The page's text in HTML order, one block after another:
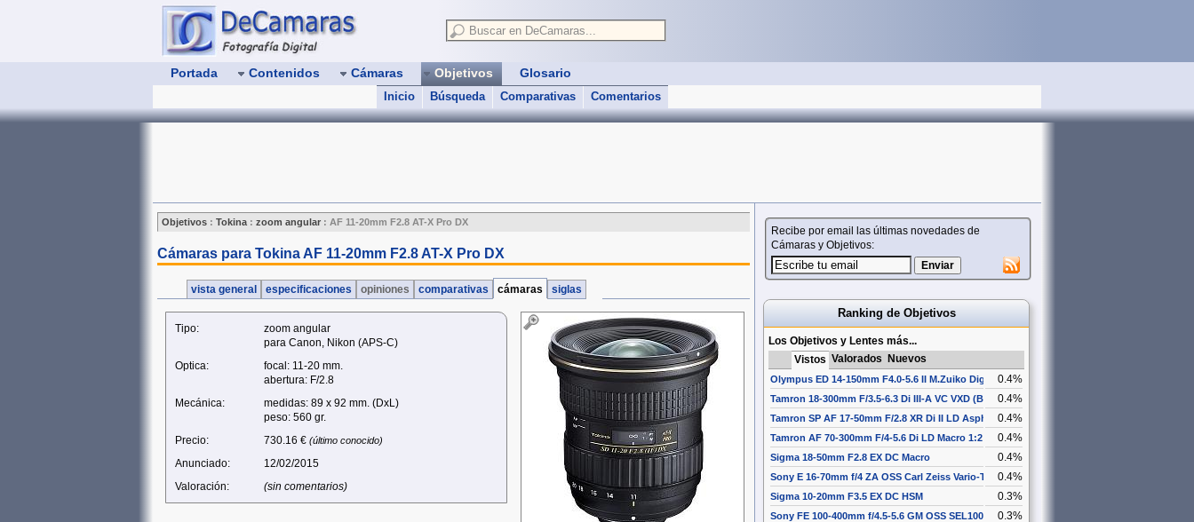
Portada Contenidos Cámaras Objetivos
Inicio Búsqueda Comparativas Comentarios
Glosario
Objetivos : Tokina : zoom angular : AF 11-20mm F2.8 AT-X Pro DX
Cámaras para Tokina AF 11-20mm F2.8 AT-X Pro DX
vista general especificaciones opiniones comparativas cámaras siglas
Tipo:
zoom angular
para Canon, Nikon (APS‑C)
Optica:
focal: 11-20 mm.
abertura: F/2.8
Mecánica:
medidas: 89 x 92 mm. (DxL)
peso: 560 gr.
Precio:
730.16 € (último conocido)
Anunciado:
12/02/2015
Valoración:
(sin comentarios)
Recibe por email las últimas novedades de
Cámaras y Objetivos:
Ranking de Objetivos
Los Objetivos y Lentes más...
Vistos Valorados Nuevos
Olympus ED 14-150mm F4.0-5.6 II M.Zuiko Digital0.4%
Tamron 18-300mm F/3.5-6.3 Di III-A VC VXD (B061)0.4%
Tamron SP AF 17-50mm F/2.8 XR Di II LD Aspherical [IF]
0.4%
Tamron AF 70-300mm F/4-5.6 Di LD Macro 1:2 0.4%
Sigma 18-50mm F2.8 EX DC Macro 0.4%
Sony E 16-70mm f/4 ZA OSS Carl Zeiss Vario-Tessar T* SEL1670Z
0.4%
Sigma 10-20mm F3.5 EX DC HSM 0.3%
Sony FE 100-400mm f/4.5-5.6 GM OSS SEL100400GM
0.3%